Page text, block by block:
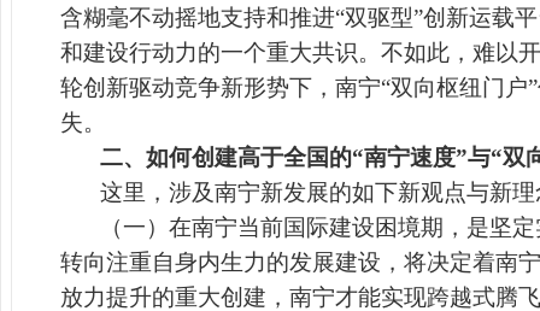
含糊毫不动摇地支持和推进“双驱型”创新运载
和建设行动力的一个重大共识。不如此，难以
轮创新驱动竞争新形势下，南宁“双向枢纽门户
失。
二、如何创建高于全国的“南宁速度”与“双
这里，涉及南宁新发展的如下新观点与新
（一）在南宁当前国际建设困境期，是坚
转向注重自身内生力的发展建设，将决定着南
放力提升的重大创建，南宁才能实现跨越式腾